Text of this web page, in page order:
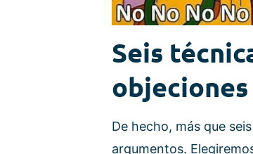
Seis
De hecho, más que
argumentos.